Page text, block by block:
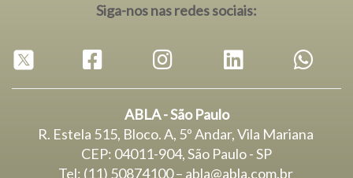
Siga-nos nas redes sociais:
ABLA - São Paulo
R. Estela 515, Bloco. A, 5º Andar, Vila Mariana
CEP: 04011-904, São Paulo - SP
Tel: (11) 50874100 – abla@abla.com.br